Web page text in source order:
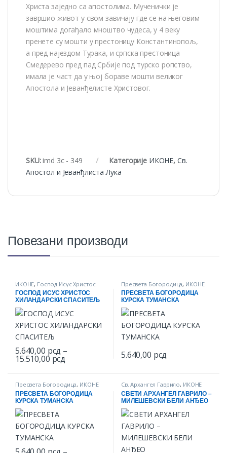
Христа заједно са апостолима. Мученички је
завршио живот у свом завичају где се на његовим
моштима догађало мноштво чудеса, у 4 веку
пренете су мошти у престоницу Константинопољ,
а пред најездом Турака, и српска престоница
Смедерево пред пад Србије под турско ропство,
имала је част да у њој бораве мошти великог
Апостола и Јеванђелисте Христовог.
SKU:imd 3c - 349 Категорије ИКОНЕ, Св.
Апостол и Јеванђлиста Лука
Повезани производи
ИКОНЕ, Господ Исус Христос
ГОСПОД ИСУС ХРИСТОС
ХИЛАНДАРСКИ СПАСИТЕЉ
5.640,00 рсд –
15.510,00 рсд Price range: 5.640,00 рсд through
This product has multiple variants. The options may be chosen
Пресвета Богородица, ИКОНЕ
ПРЕСВЕТА БОГОРОДИЦА
КУРСКА ТУМАНСКА
5.640,00 рсд
This product has multiple
Пресвета Богородица, ИКОНЕ
ПРЕСВЕТА БОГОРОДИЦА
КУРСКА ТУМАНСКА
Св. Архангел Гаврило, ИКОНЕ
СВЕТИ АРХАНГЕЛ ГАВРИЛО –
МИЛЕШЕВСКИ БЕЛИ АНЂЕО